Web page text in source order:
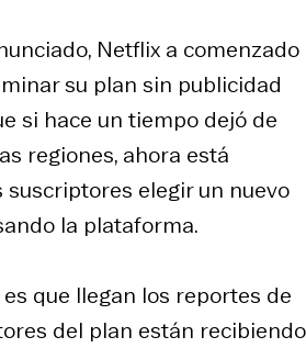
Netflix a comenzado
su plan sin publicidad
si hace un tiempo dejó de
regiones, ahora está
suscriptores elegir un nuevo
la plataforma.
que llegan los reportes de
del plan están recibiendo